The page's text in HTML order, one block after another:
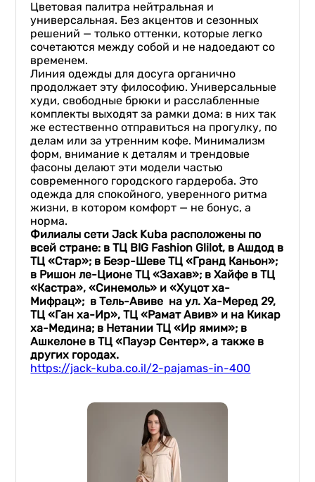
Цветовая палитра нейтральная и
универсальная. Без акцентов и сезонных
решений — только оттенки, которые легко
сочетаются между собой и не надоедают со
временем.
Линия одежды для досуга органично
продолжает эту философию. Универсальные
худи, свободные брюки и расслабленные
комплекты выходят за рамки дома: в них так
же естественно отправиться на прогулку, по
делам или за утренним кофе. Минимализм
форм, внимание к деталям и трендовые
фасоны делают эти модели частью
современного городского гардероба. Это
одежда для спокойного, уверенного ритма
жизни, в котором комфорт — не бонус, а
норма.
Филиалы сети Jack Kuba расположены по
всей стране: в ТЦ BIG Fashion Glilot, в Ашдод в
ТЦ «Стар»; в Беэр-Шеве ТЦ «Гранд Каньон»;
в Ришон ле-Ционе ТЦ «Захав»; в Хайфе в ТЦ
«Кастра», «Синемоль» и «Хуцот ха-
Мифрац»; в Тель-Авиве на ул. Ха-Меред 29,
ТЦ «Ган ха-Ир», ТЦ «Рамат Авив» и на Кикар
ха-Медина; в Нетании ТЦ «Ир ямим»; в
Ашкелоне в ТЦ «Пауэр Сентер», а также в
других городах.
https://jack-kuba.co.il/2-pajamas-in-400